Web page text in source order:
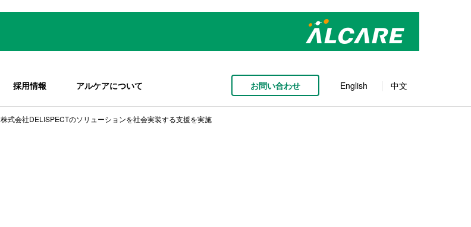
採用情報 アルケアについて お問い合わせ English 中文
式会社DELISPECTのソリューションを社会実装する支援を実施